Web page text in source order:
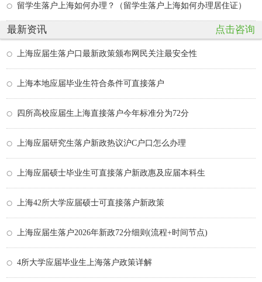
留学生落户上海如何办理？（留学生落户上海如何办理居住证）
最新资讯 点击咨询
上海应届生落户口最新政策颁布网民关注最安全性
上海本地应届毕业生符合条件可直接落户
四所高校应届生上海直接落户今年标准分为72分
上海应届研究生落户新政热议沪C户口怎么办理
上海应届硕士毕业生可直接落户新政惠及应届本科生
上海42所大学应届硕士可直接落户新政策
上海应届生落户2026年新政72分细则(流程+时间节点)
4所大学应届毕业生上海落户政策详解